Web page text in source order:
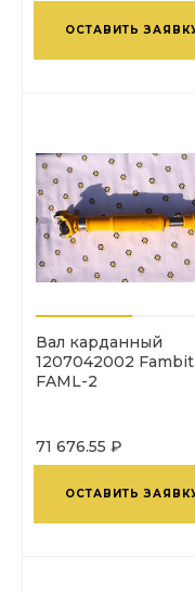
ОСТАВИТЬ
Вал карданный
1207042002
FAML-2
71 676.55 ₽
ОСТАВИТЬ